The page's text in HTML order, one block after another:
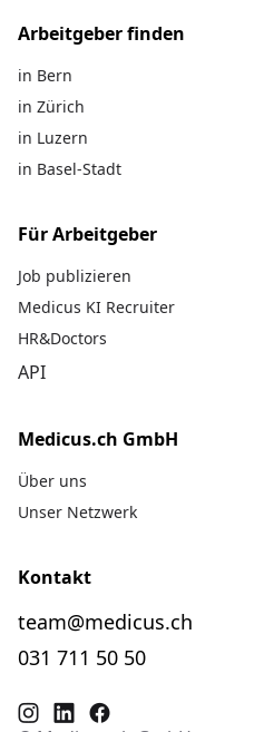
Arbeitgeber finden
in Bern
in Zürich
in Luzern
in Basel-Stadt
Für Arbeitgeber
Job publizieren
Medicus KI Recruiter
HR&Doctors
API
Medicus.ch GmbH
Über uns
Unser Netzwerk
Kontakt
team@medicus.ch
031 711 50 50